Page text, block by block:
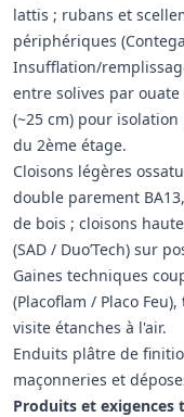
lattis ; rubans et
périphériques (Contega
Insufflation/
entre solives par
(~25 cm) pour
du 2ème étage.
Cloisons légères
double parement
de bois ; cloisons
(SAD / Duo’Tech) sur
Gaines techniques
(Placoflam / Placo
visite étanches à l'air.
Enduits plâtre de
maçonneries et
Produits et exigences